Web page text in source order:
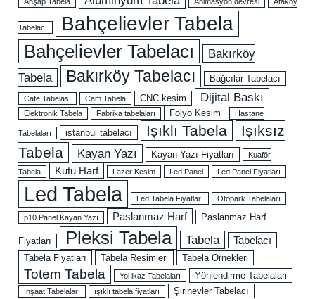
Tabelacı Bahçelievler Tabela
Bahçelievler Tabelacı
Bakırköy
Tabela
Bakırköy Tabelacı Bağcılar Tabelacı
Cafe Tabelası Cam Tabela CNC kesim Dijital Baskı
Elektronik Tabela Fabrika tabelaları Folyo Kesim Hastane
Tabelaları istanbul tabelacı Işıklı Tabela
Işıksız
Tabela
Kayan Yazı Kayan Yazı Fiyatları
Kuaför
Tabela
Kutu Harf Lazer Kesim Led Panel Led Panel Fiyatları
Led Tabela Led Tabela Fiyatları Otopark Tabelaları
p10 Panel Kayan Yazı Paslanmaz Harf Paslanmaz Harf
Fiyatları Pleksi Tabela Tabela Tabelacı
Tabela Fiyatları Tabela Resimleri Tabela Örnekleri
Totem Tabela Yol ikaz Tabelaları Yönlendirme Tabelalari
İnşaat Tabelaları ışıklı tabela fiyatları Şirinevler Tabelacı